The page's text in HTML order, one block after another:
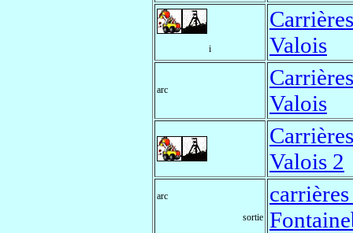
i
Valois
arc
Valois
Valois 2
arc
sortie